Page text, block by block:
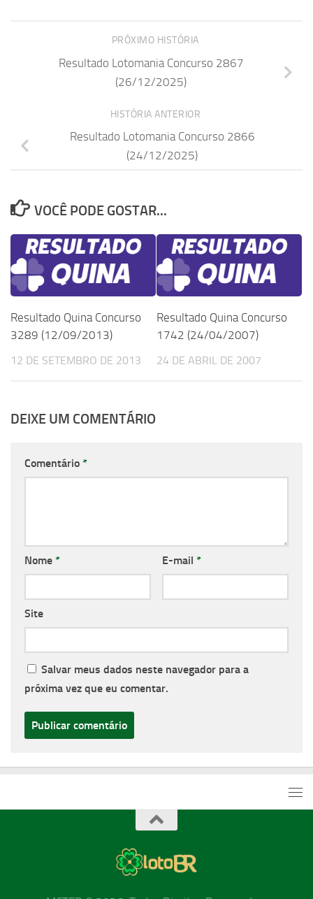
PRÓXIMO HISTÓRIA
Resultado Lotomania Concurso 2867
(26/12/2025)
HISTÓRIA ANTERIOR
Resultado Lotomania Concurso 2866
(24/12/2025)
VOCÊ PODE GOSTAR...
Resultado Quina Concurso
3289 (12/09/2013)
12 DE SETEMBRO DE 2013
Resultado Quina Concurso
1742 (24/04/2007)
24 DE ABRIL DE 2007
DEIXE UM COMENTÁRIO
Comentário *
Nome * E-mail *
Site
Salvar meus dados neste navegador para a
próxima vez que eu comentar.